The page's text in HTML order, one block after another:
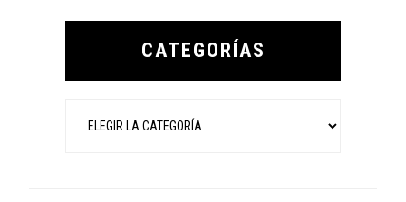
Primary
CATEGORÍAS